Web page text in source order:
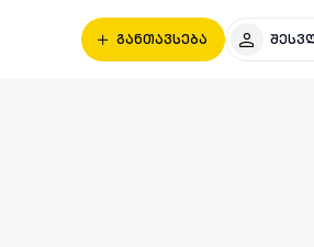
განთავსება